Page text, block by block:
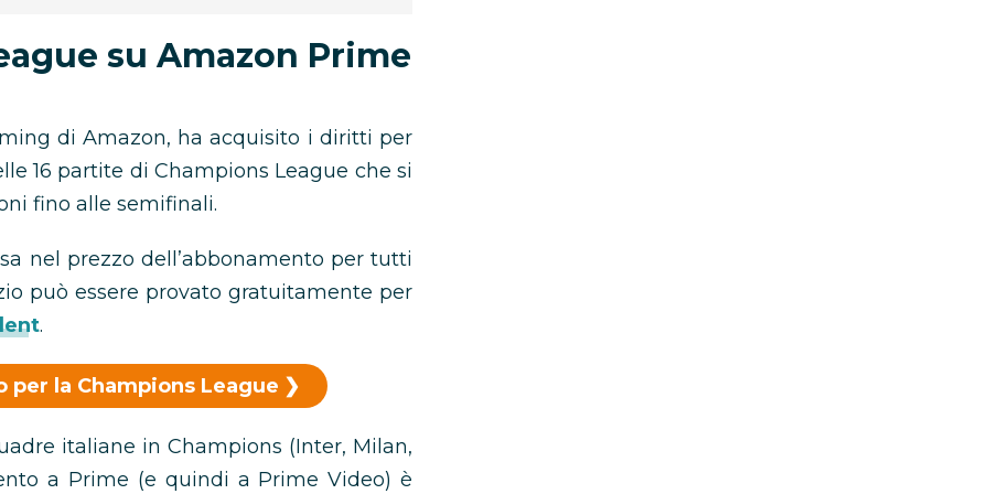
su Amazon Prime
di Amazon, ha acquisito i diritti per
16 partite di Champions League che si
fino alle semifinali.
nel prezzo dell’abbonamento per tutti
può essere provato gratuitamente per
.
la Champions League
italiane in Champions (Inter, Milan,
a Prime (e quindi a Prime Video) è